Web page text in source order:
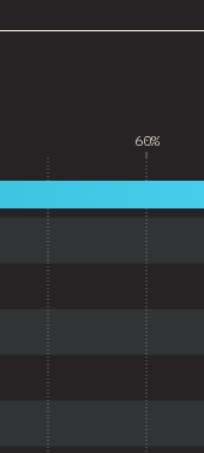
60%